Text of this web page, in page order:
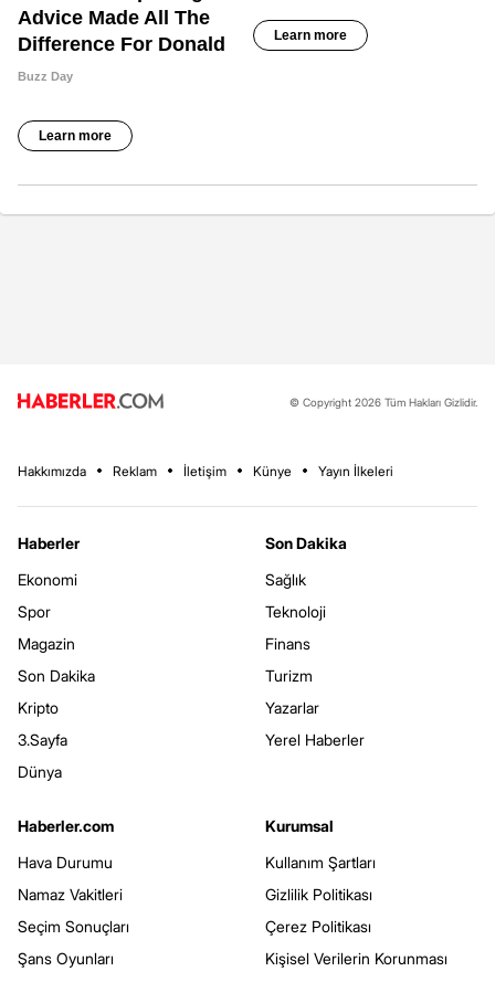
© Copyright 2026 Tüm Hakları Gizlidir.
Hakkımızda Reklam İletişim Künye Yayın İlkeleri
Haberler
Ekonomi
Spor
Magazin
Son Dakika
Kripto
3.Sayfa
Dünya
Son Dakika
Sağlık
Teknoloji
Finans
Turizm
Yazarlar
Yerel Haberler
Haberler.com
Hava Durumu
Namaz Vakitleri
Seçim Sonuçları
Şans Oyunları
Kurumsal
Kullanım Şartları
Gizlilik Politikası
Çerez Politikası
Kişisel Verilerin Korunması